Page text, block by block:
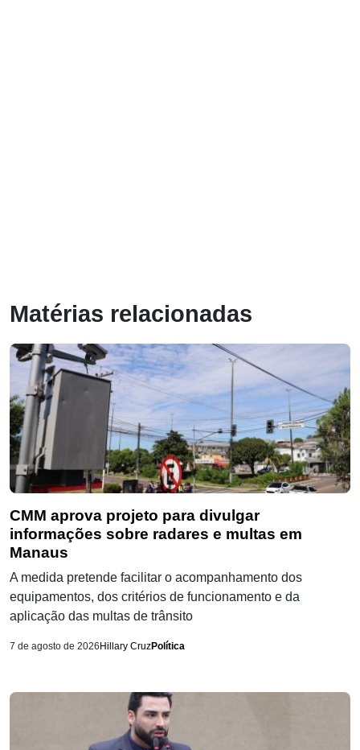
Matérias relacionadas
CMM aprova projeto para divulgar
informações sobre radares e multas em
Manaus
A medida pretende facilitar o acompanhamento dos
equipamentos, dos critérios de funcionamento e da
aplicação das multas de trânsito
7 de agosto de 2026 Hillary CruzPolítica